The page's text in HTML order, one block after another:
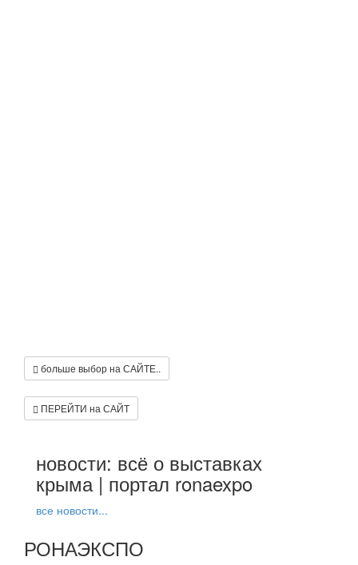
больше выбор на САЙТЕ..
ПЕРЕЙТИ на САЙТ
новости: всё о выставках
крыма | портал ronaexpo
все новости...
РОНАЭКСПО